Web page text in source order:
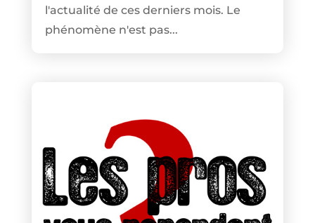
l'actualité de ces derniers mois. Le
phénomène n'est pas...